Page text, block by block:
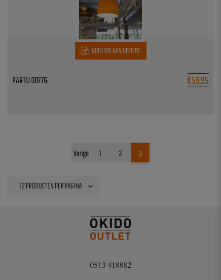
VOEG TOE AAN OFFERTE
€59,95
PARTIJ 00776
Vorige 1 2 3
0513 418882